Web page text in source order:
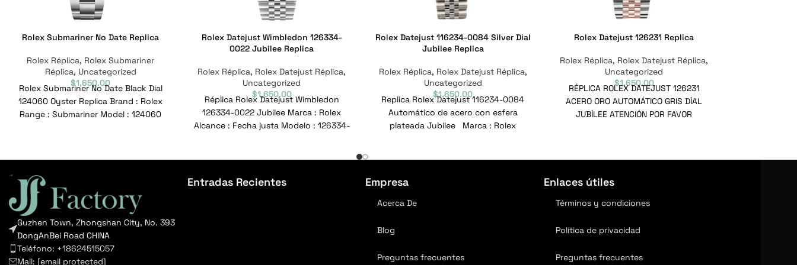
Rolex Submariner No Date Replica
Rolex Réplica, Rolex Submariner
Réplica, Uncategorized
$1,650.00
Rolex Submariner No Date Black Dial
124060 Oyster Replica Brand : Rolex
Range : Submariner Model : 124060
Rolex Datejust Wimbledon 126334-
0022 Jubilee Replica
Rolex Réplica, Rolex Datejust Réplica,
Uncategorized
$1,650.00
Réplica Rolex Datejust Wimbledon
126334-0022 Jubilee Marca : Rolex
Alcance : Fecha justa Modelo : 126334-
Rolex Datejust 116234-0084 Silver Dial
Jubilee Replica
Rolex Réplica, Rolex Datejust Réplica,
Uncategorized
$1,650.00
Replica Rolex Datejust 116234-0084
Automático de acero con esfera
plateada Jubilee Marca : Rolex
Rolex Datejust 126231 Replica
Rolex Réplica, Rolex Datejust Réplica,
Uncategorized
$1,650.00
RÉPLICA ROLEX DATEJUST 126231
ACERO ORO AUTOMÁTICO GRIS DİAL
JUBİLEE ATENCIÓN POR FAVOR
Guzhen Town, Zhongshan City, No. 393
DongAnBei Road CHINA
Teléfono: +18624515057
Mail: [email protected]
Entradas Recientes Empresa
Acerca De
Blog
Preguntas frecuentes
Enlaces útiles
Términos y condiciones
Política de privacidad
Preguntas frecuentes